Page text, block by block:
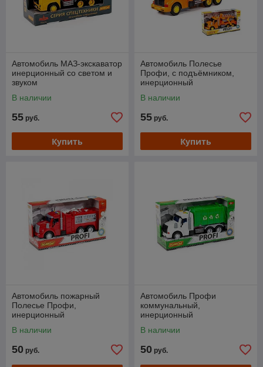
Автомобиль МАЗ-экскаватор
инерционный со светом и
звуком
В наличии
55 руб.
Купить
Автомобиль Полесье
Профи, с подъёмником,
инерционный
В наличии
55 руб.
Купить
Автомобиль пожарный
Полесье Профи,
инерционный
В наличии
50 руб.
Автомобиль Профи
коммунальный,
инерционный
В наличии
50 руб.